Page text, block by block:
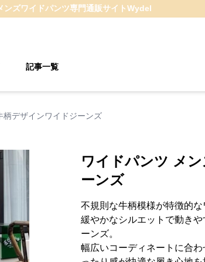
ンズワイドパンツ専門通販サイトWydel
記事一覧
柄デザインワイドジーンズ
ワイドパンツ メ
ーンズ
不規則な牛柄模様が特徴的
緩やかなシルエットで動き
ーンズ。
幅広いコーディネートに合